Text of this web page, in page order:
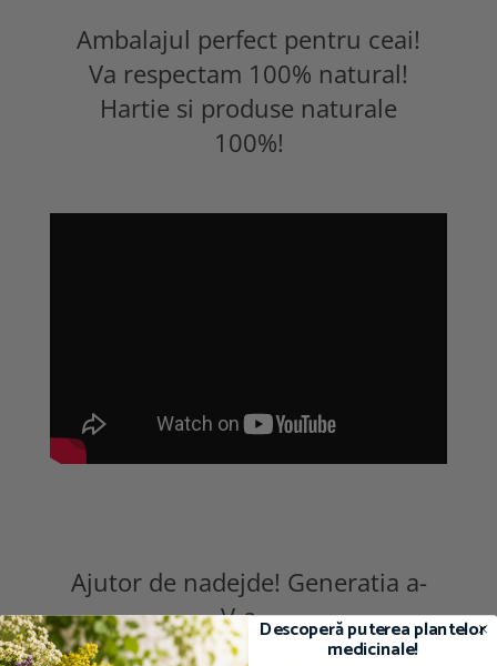
Ambalajul perfect pentru ceai!
Va respectam 100% natural!
Hartie si produse naturale
100%!
Ajutor de nadejde! Generatia a-
V-a...Descoperă puterea plantelor
medicinale!